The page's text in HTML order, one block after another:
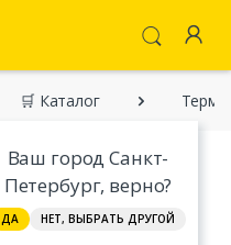
Ваш город Санкт-
Петербург, верно?
ДА НЕТ, ВЫБРАТЬ ДРУГОЙ
🛒 Каталог